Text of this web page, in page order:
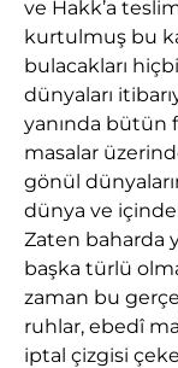
ve Hakk’a
kurtulmuş bu
bulacakları
dünyaları
yanında bütün
masalar
gönül
dünya ve
Zaten baharda
başka türlü
zaman bu
ruhlar, ebedî
iptal çizgisi